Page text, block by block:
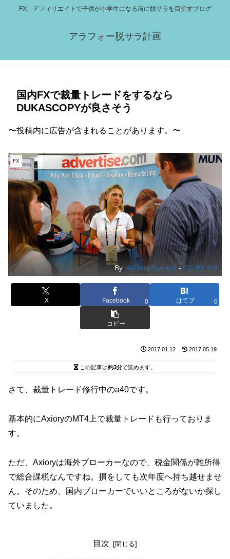
FX、アフィリエイトで子供が小学生になる前に脱サラを目指すブログ
アラフォー脱サラ計画
国内FXで裁量トレードをするなら
DUKASCOPYが良さそう
〜投稿内に広告が含まれることがあります。〜
FX
By:Affiliate Summit -CC BY 2.0
X Facebook 0 はてブ 0
コピー
2017.01.12 2017.05.19
この記事は約3分で読めます。
さて、裁量トレード修行中のa40です。
基本的にAxioryのMT4上で裁量トレードも行っておりま
す。
ただ、Axioryは海外ブローカーなので、税金関係が雑所得
で総合課税なんですね。損をしても次年度へ持ち越せませ
ん。そのため、国内ブローカーでいいところがないか探し
ていました。
目次